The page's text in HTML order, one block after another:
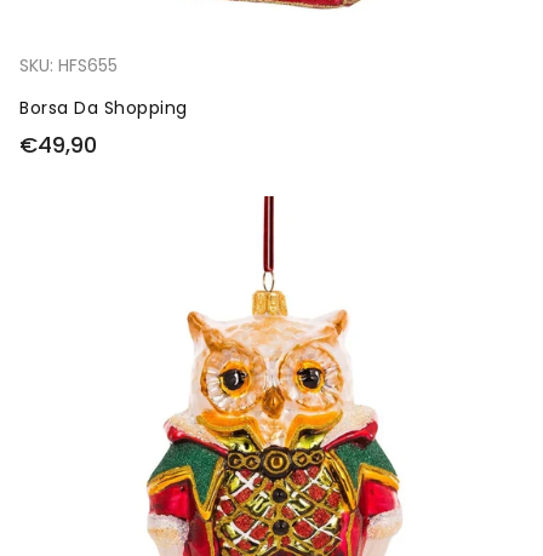
SKU: HFS655
Borsa Da Shopping
€49,90